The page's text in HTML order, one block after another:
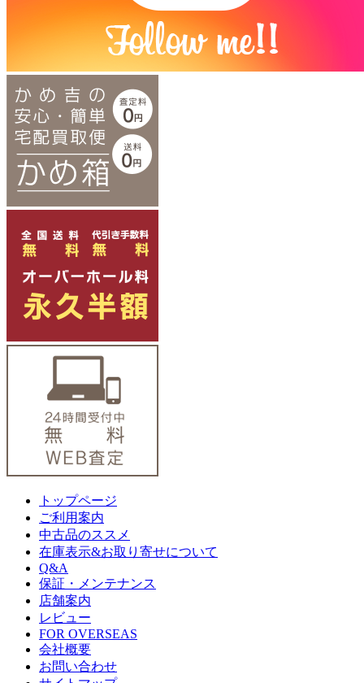
トップページ
ご利用案内
中古品のススメ
在庫表示&お取り寄せについて
Q&A
保証・メンテナンス
店舗案内
レビュー
FOR OVERSEAS
会社概要
お問い合わせ